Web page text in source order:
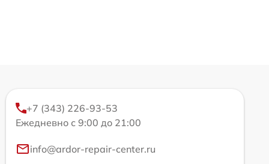
+7 (343) 226-93-53
Ежедневно с 9:00 до 21:00
info@ardor-repair-center.ru